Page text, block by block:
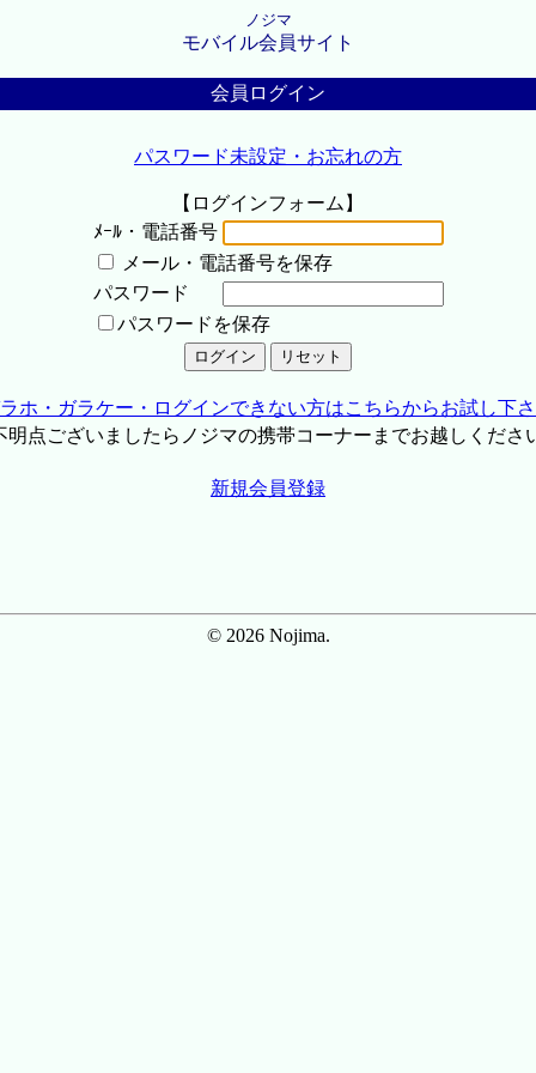
ノジマ
モバイル会員サイト
会員ログイン
パスワード未設定・お忘れの方
【ログインフォーム】
ﾒｰﾙ・電話番号
メール・電話番号を保存
パスワード
パスワードを保存
ホ・ガラケー・ログインできない方はこちらからお試し下
点ございましたらノジマの携帯コーナーまでお越しくださ
新規会員登録
© 2026 Nojima.